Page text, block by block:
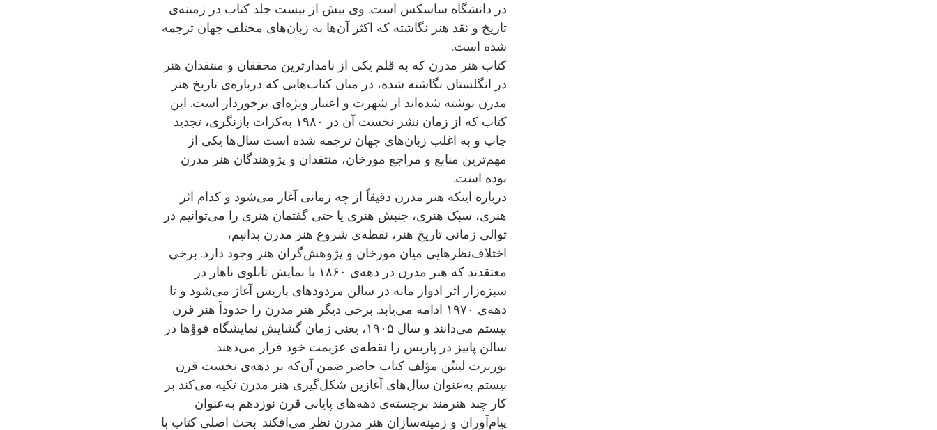
در دانشگاه ساسکس است. وی بیش از بیست جلد کتاب در زمینه‌ی
تاریخ و نقد هنر نگاشته که اکثر آن‌ها به زبان‌های مختلف جهان ترجمه
شده است.
کتاب هنر مدرن که به قلم یکی از نامدارترین محققان و منتقدان هنر
در انگلستان نگاشته شده، در میان کتاب‌هایی که درباره‌ی تاریخ هنر
مدرن نوشته شده‌اند از شهرت و اعتبار ویژه‌ای برخوردار است. این
کتاب که از زمان نشر نخست آن در ۱۹۸۰ به‌کرات بازنگری، تجدید
چاپ و به اغلب زبان‌های جهان ترجمه شده است سال‌ها یکی از
مهم‌ترین منابع و مراجع مورخان، منتقدان و پژوهندگان هنر مدرن
بوده است.
درباره اینکه هنر مدرن دقیقاً از چه زمانی آغاز می‌شود و کدام اثر
هنری، سبک هنری، جنبش هنری یا حتی گفتمان هنری را می‌توانیم در
توالی زمانی تاریخ هنر، نقطه‌ی شروع هنر مدرن بدانیم،
اختلاف‌نظرهایی میان مورخان و پژوهش‌گران هنر وجود دارد. برخی
معتقدند که هنر مدرن در دهه‌ی ۱۸۶۰ با نمایش تابلوی ناهار در
سبزه‌زار اثر ادوار مانه در سالن مردودهای پاریس آغاز می‌شود و تا
دهه‌ی ۱۹۷۰ ادامه می‌یابد. برخی دیگر هنر مدرن را حدوداً هنر قرن
بیستم می‌دانند و سال ۱۹۰۵، یعنی زمان گشایش نمایشگاه فووْها در
سالن پاییز در پاریس را نقطه‌ی عزیمت خود قرار می‌دهند.
نوربرت لینتُن مؤلف کتاب حاضر ضمن آن‌که بر دهه‌ی نخست قرن
بیستم به‌عنوان سال‌های آغازین شکل‌گیری هنر مدرن تکیه می‌کند بر
کار چند هنرمند برجسته‌ی دهه‌های پایانی قرن نوزدهم به‌عنوان
پیام‌آوران و زمینه‌سازان هنر مدرن نظر می‌افکند. بحث اصلی کتاب با